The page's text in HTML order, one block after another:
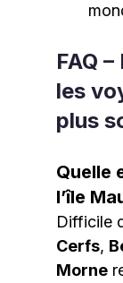
FAQ
les
plus
Quelle
l’île
Difficile
Cerfs,
Morne